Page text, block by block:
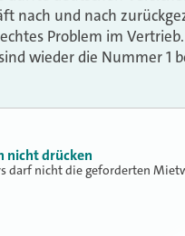
nach und nach
Problem im
wieder die Nummer 1
nicht drücken
darf nicht die geforderten